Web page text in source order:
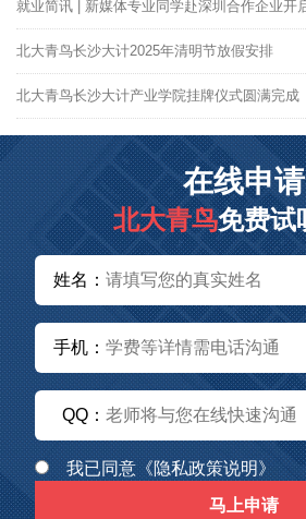
就业简讯 | 新媒体专业同学赴深圳合作企业开
北大青鸟长沙大计2025年清明节放假安排
北大青鸟长沙大计产业学院挂牌仪式圆满完成
在线申请
北大青鸟免费试
姓名：
手机：
QQ：
我已同意《隐私政策说明》
马上申请